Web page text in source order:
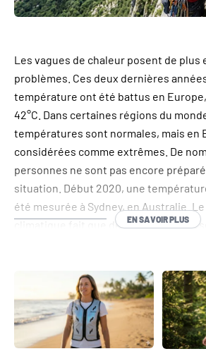
EN SAVOIR PLUS
Les vagues de chaleur posent de plus
problèmes. Ces deux dernières
température ont été battus en
42°C. Dans certaines régions du
températures sont normales, mais en
considérées comme extrêmes. De
personnes ne sont pas encore
situation. Début 2020, une
été mesurée à Sydney, en Australie.
climatique fait que de telles chaleurs
Il est donc judicieux de vous préparer,
proches, à l'avenir. Les produits de
INUTEQ vous permettent de vous
L'un des produitsles
plus populaires
Smart-X. Cette veste légère et